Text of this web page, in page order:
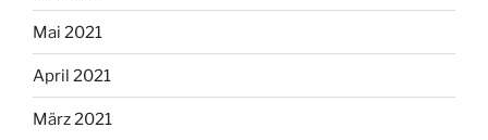
Mai 2021
April 2021
März 2021